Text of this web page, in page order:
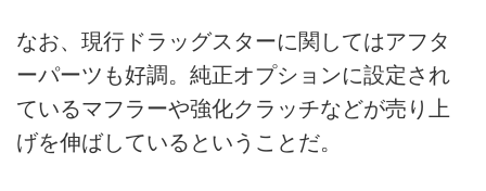
なお、現行ドラッグスターに関してはアフタ
ーパーツも好調。純正オプションに設定され
ているマフラーや強化クラッチなどが売り上
げを伸ばしているということだ。